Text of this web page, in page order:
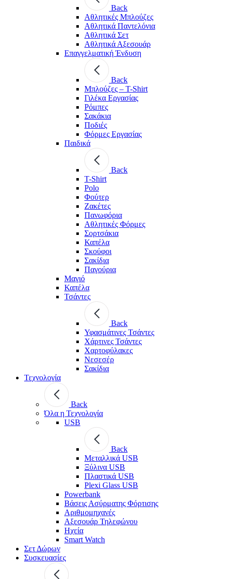
Back
Aθλητικές Μπλούζες
Αθλητικά Παντελόνια
Αθλητικά Σετ
Αθλητικά Αξεσουάρ
Επαγγελματική Ένδυση
Back
Μπλούζες – T-Shirt
Γιλέκα Εργασίας
Ρόμπες
Σακάκια
Ποδιές
Φόρμες Εργασίας
Παιδικά
Back
T-Shirt
Polo
Φούτερ
Ζακέτες
Πανωφόρια
Αθλητικές Φόρμες
Σορτσάκια
Καπέλα
Σκούφοι
Σακίδια
Παγούρια
Μαγιό
Καπέλα
Τσάντες
Back
Υφασμάτινες Τσάντες
Χάρτινες Τσάντες
Χαρτοφύλακες
Νεσεσέρ
Σακίδια
Τεχνολογία
Back
Όλα η Τεχνολογία
USB
Back
Μεταλλικά USB
Ξύλινα USB
Πλαστικά USB
Plexi Glass USB
Powerbank
Βάσεις Ασύρματης Φόρτισης
Αριθμομηχανές
Αξεσουάρ Τηλεφώνου
Ηχεία
Smart Watch
Σετ Δώρων
Συσκευασίες